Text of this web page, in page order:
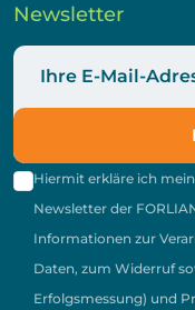
Newsletter
Hiermit erkläre ich
Newsletter der
Informationen zur
Daten, zum Widerruf
Erfolgsmessung) und